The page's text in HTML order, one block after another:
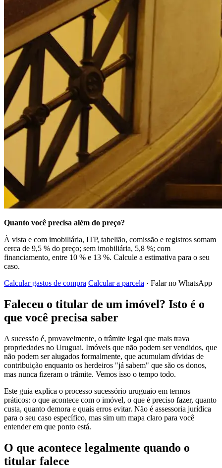
Quanto você precisa além do preço?
À vista e com imobiliária, ITP, tabelião, comissão e registros somam
cerca de 9,5 % do preço; sem imobiliária, 5,8 %; com
financiamento, entre 10 % e 13 %. Calcule a estimativa para o seu
caso.
Calcular gastos de compra Calcular a parcela · Falar no WhatsApp
Faleceu o titular de um imóvel? Isto é o
que você precisa saber
A sucessão é, provavelmente, o trâmite legal que mais trava
propriedades no Uruguai. Imóveis que não podem ser vendidos, que
não podem ser alugados formalmente, que acumulam dívidas de
contribuição enquanto os herdeiros "já sabem" que são os donos,
mas nunca fizeram o trâmite. Vemos isso o tempo todo.
Este guia explica o processo sucessório uruguaio em termos
práticos: o que acontece com o imóvel, o que é preciso fazer, quanto
custa, quanto demora e quais erros evitar. Não é assessoria jurídica
para o seu caso específico, mas sim um mapa claro para você
entender em que ponto está.
O que acontece legalmente quando o
titular falece